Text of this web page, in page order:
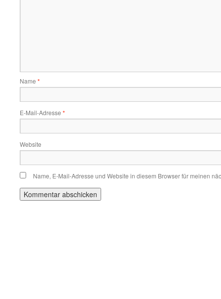
Name *
E-Mail-Adresse *
Website
Name, E-Mail-Adresse und Website in diesem Browser für meinen